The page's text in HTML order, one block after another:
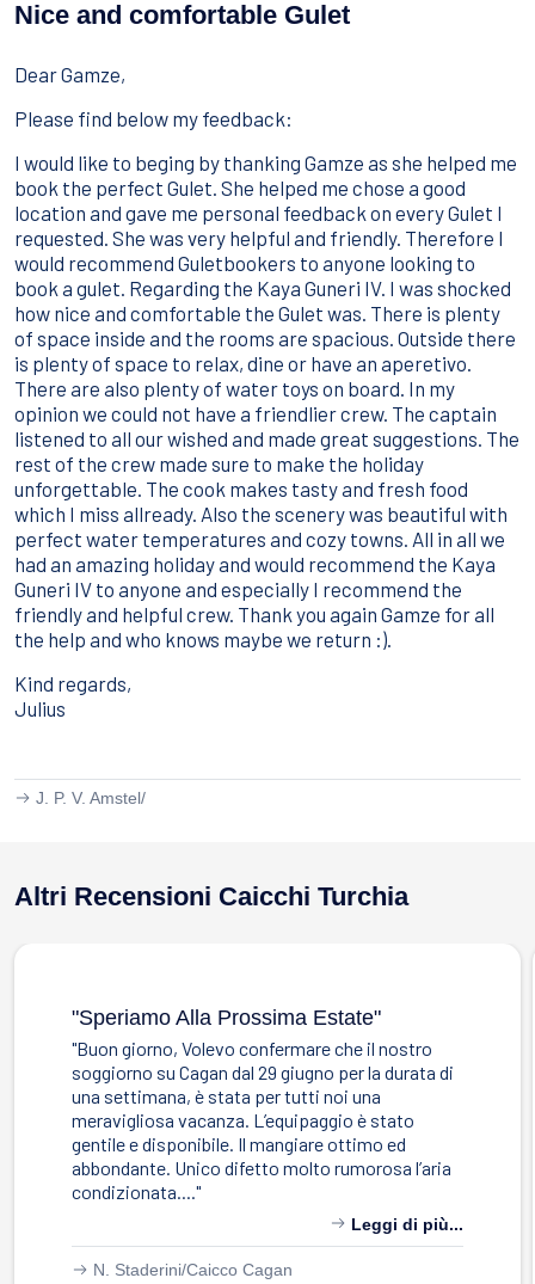
Stai Cercando un Caicco?
Nice and comfortable Gulet
Dear Gamze,
Please find below my feedback:
I would like to beging by thanking Gamze as she helped me
book the perfect Gulet. She helped me chose a good
location and gave me personal feedback on every Gulet I
requested. She was very helpful and friendly. Therefore I
would recommend Guletbookers to anyone looking to
book a gulet. Regarding the Kaya Guneri IV. I was shocked
how nice and comfortable the Gulet was. There is plenty
of space inside and the rooms are spacious. Outside there
is plenty of space to relax, dine or have an aperetivo.
There are also plenty of water toys on board. In my
opinion we could not have a friendlier crew. The captain
listened to all our wished and made great suggestions. The
rest of the crew made sure to make the holiday
unforgettable. The cook makes tasty and fresh food
which I miss allready. Also the scenery was beautiful with
perfect water temperatures and cozy towns. All in all we
had an amazing holiday and would recommend the Kaya
Guneri IV to anyone and especially I recommend the
friendly and helpful crew. Thank you again Gamze for all
the help and who knows maybe we return :).
Kind regards,
Julius
J. P. V. Amstel/
Altri Recensioni Caicchi Turchia
"speriamo Alla Prossima Estate"
"Buon giorno, Volevo confermare che il nostro
soggiorno su Cagan dal 29 giugno per la durata di
una settimana, è stata per tutti noi una
meravigliosa vacanza. L’equipaggio è stato
gentile e disponibile. Il mangiare ottimo ed
abbondante. Unico difetto molto rumorosa l’aria
condizionata...."
Leggi di più...
N. Staderini/Caicco Cagan